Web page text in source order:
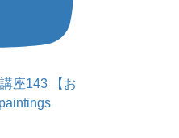
座143 【お